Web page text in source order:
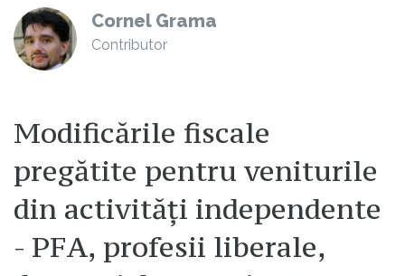
Cornel Grama
Contributor
Modificările fiscale
pregătite pentru veniturile
din activităţi independente
- PFA, profesii liberale,